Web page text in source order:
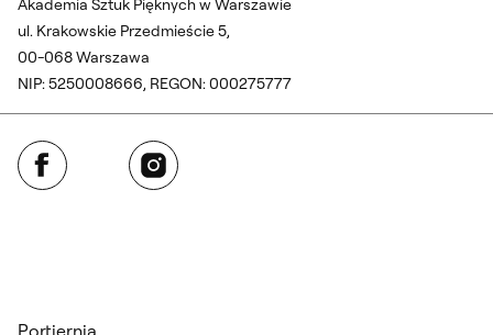
Akademia Sztuk Pięknych w Warszawie
ul. Krakowskie Przedmieście 5,
00-068 Warszawa
NIP: 5250008666, REGON: 000275777
Facebook Instagram